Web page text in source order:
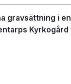
gravsättning i